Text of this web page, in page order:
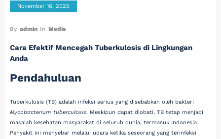
November 16, 2025
By admin In Medis
Cara Efektif Mencegah Tuberkulosis di Lingkungan
Anda
Pendahuluan
Tuberkulosis (TB) adalah infeksi serius yang disebabkan oleh bakteri
Mycobacterium tuberculosis. Meskipun dapat diobati, TB tetap menjadi
masalah kesehatan masyarakat di seluruh dunia, termasuk Indonesia.
Penyakit ini menyebar melalui udara ketika seseorang yang terinfeksi